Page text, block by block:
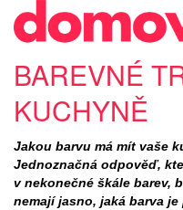
BAREVNÉ
KUCHYNĚ
Jakou barvu má mít vaše
Jednoznačná odpověď,
v nekonečné škále barev,
nemají jasno, jaká barva